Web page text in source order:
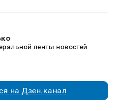
ленты новостей
на Дзен.канал